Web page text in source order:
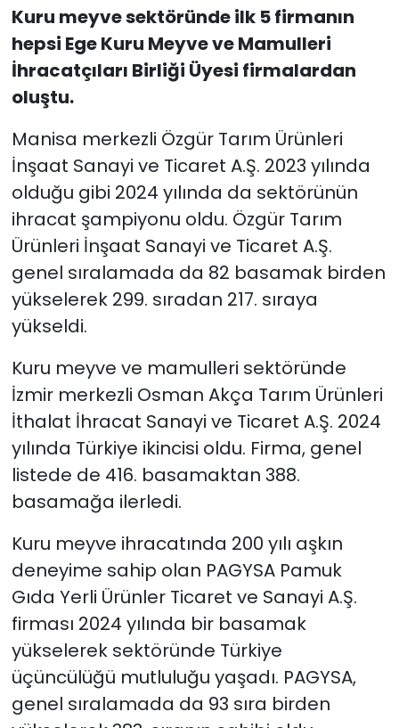
Kuru meyve sektöründe ilk 5 firmanın
hepsi Ege Kuru Meyve ve Mamulleri
İhracatçıları Birliği Üyesi firmalardan
oluştu.
Manisa merkezli Özgür Tarım Ürünleri
İnşaat Sanayi ve Ticaret A.Ş. 2023 yılında
olduğu gibi 2024 yılında da sektörünün
ihracat şampiyonu oldu. Özgür Tarım
Ürünleri İnşaat Sanayi ve Ticaret A.Ş.
genel sıralamada da 82 basamak birden
yükselerek 299. sıradan 217. sıraya
yükseldi.
Kuru meyve ve mamulleri sektöründe
İzmir merkezli Osman Akça Tarım Ürünleri
İthalat İhracat Sanayi ve Ticaret A.Ş. 2024
yılında Türkiye ikincisi oldu. Firma, genel
listede de 416. basamaktan 388.
basamağa ilerledi.
Kuru meyve ihracatında 200 yılı aşkın
deneyime sahip olan PAGYSA Pamuk
Gıda Yerli Ürünler Ticaret ve Sanayi A.Ş.
firması 2024 yılında bir basamak
yükselerek sektöründe Türkiye
üçüncülüğü mutluluğu yaşadı. PAGYSA,
genel sıralamada da 93 sıra birden